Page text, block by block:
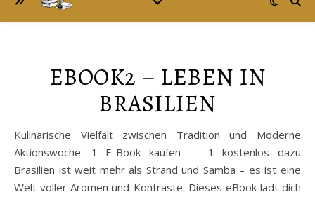
EBOOK2 – LEBEN IN
BRASILIEN
Kulinarische Vielfalt zwischen Tradition und Moderne
Aktionswoche: 1 E-Book kaufen — 1 kostenlos dazu
Brasilien ist weit mehr als Strand und Samba – es ist eine
Welt voller Aromen und Kontraste. Dieses eBook lädt dich